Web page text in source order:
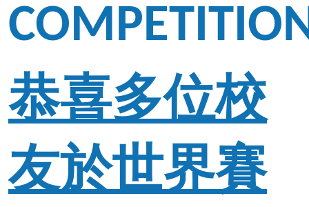
恭喜多位校
友於世界賽